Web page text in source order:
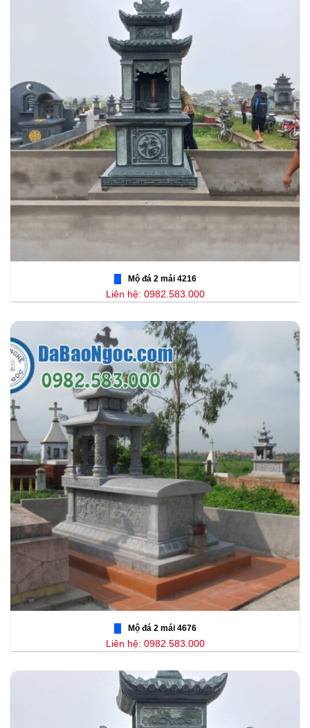
Mộ đá 2 mái 4216
Liên hệ: 0982.583.000
Mộ đá 2 mái 4676
Liên hệ: 0982.583.000